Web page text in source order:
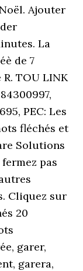
Ajouter
La
de 7
TOU LINK
PEC: Les
fléchés et
Solutions
pas
Cliquez sur
20
garer,
garera,